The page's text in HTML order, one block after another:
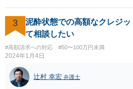
3
泥酔状態での高額なクレジ
て相談したい
#高額請求への対応 #50〜100万円未満
2024年1月4日
辻村 幸宏 弁護士